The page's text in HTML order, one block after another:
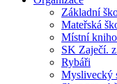
Základní
Mateřská
Místní
SK Zaječí.
Rybáři
Myslivecký